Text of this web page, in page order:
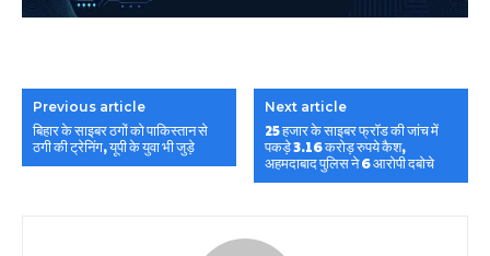
Previous article
बिहार के साइबर ठगों को पाकिस्तान से
ठगी की ट्रेनिंग, यूपी के युवा भी जुड़े
Next article
25 हजार के साइबर फ्रॉड की जांच में
पकड़े 3.16 करोड़ रुपये कैश,
अहमदाबाद पुलिस ने 6 आरोपी दबोचे